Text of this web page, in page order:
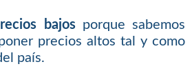
bajosporque sabemos
precios altos tal y como
país.